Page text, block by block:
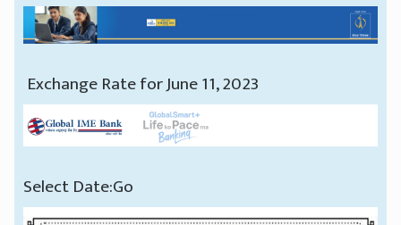
Exchange Rate for June 11, 2023
Select Date:Go